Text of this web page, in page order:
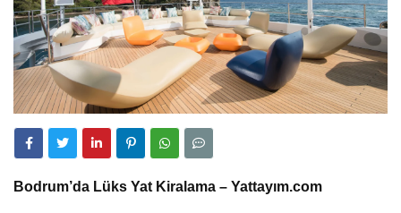
Bodrum’da Lüks Yat Kiralama – Yattayım.com